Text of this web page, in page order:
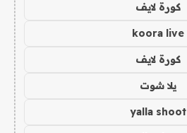
كورة لايف
koora live
كورة لايف
يلا شوت
yalla shoot